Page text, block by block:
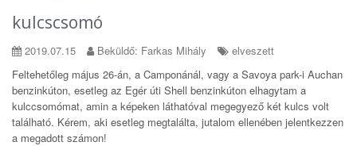
kulcscsomó
2019.07.15 Beküldő: Farkas Mihály
elveszett
Feltehetőleg május 26-án, a Camponánál, vagy a Savoya park-i Auchan
benzinkúton, esetleg az Egér úti Shell benzinkúton elhagytam a
kulccsomómat, amin a képeken láthatóval megegyező két kulcs volt
található. Kérem, aki esetleg megtalálta, jutalom ellenében jelentkezzen
a megadott számon!